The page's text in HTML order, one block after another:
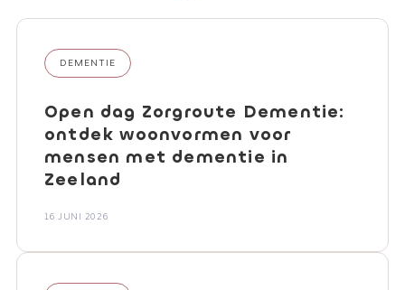
DEMENTIE
Open dag Zorgroute Dementie:
ontdek woonvormen voor
mensen met dementie in
Zeeland
16 JUNI 2026